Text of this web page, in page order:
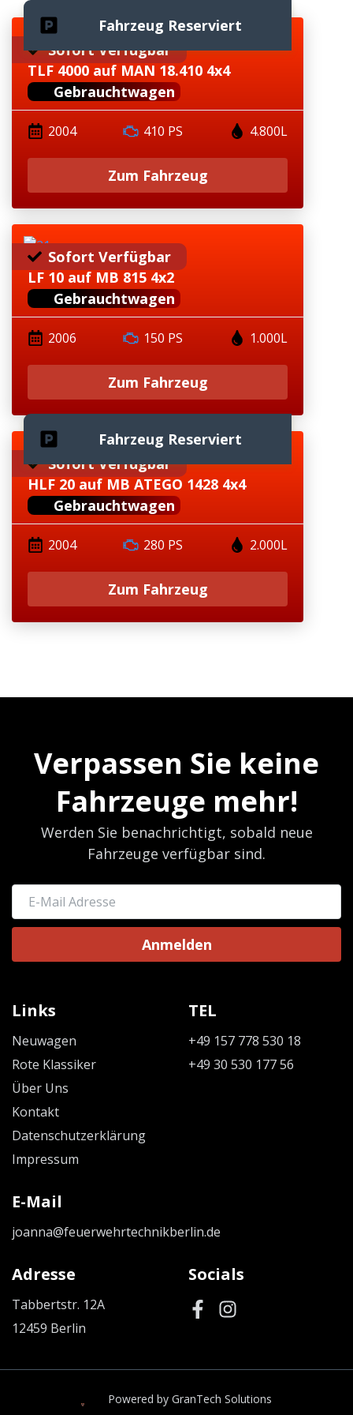
Fahrzeug Reserviert
TLF 4000 auf MAN 18.410 4x4
Gebrauchtwagen
2004 410 PS 4.800L
Zum Fahrzeug
Sofort Verfügbar
LF 10 auf MB 815 4x2
Gebrauchtwagen
2006 150 PS 1.000L
Zum Fahrzeug
Sofort Verfügbar
Fahrzeug Reserviert
HLF 20 auf MB ATEGO 1428 4x4
Gebrauchtwagen
2004 280 PS 2.000L
Zum Fahrzeug
Sofort Verfügbar
Verpassen Sie keine
Fahrzeuge mehr!
Werden Sie benachrichtigt, sobald neue
Fahrzeuge verfügbar sind.
Anmelden
Links
Neuwagen
Rote Klassiker
Über Uns
Kontakt
Datenschutzerklärung
Impressum
TEL
+49 157 778 530 18
+49 30 530 177 56
E-Mail
joanna@feuerwehrtechnikberlin.de
Adresse
Tabbertstr. 12A
12459 Berlin
Socials
Powered by GranTech Solutions